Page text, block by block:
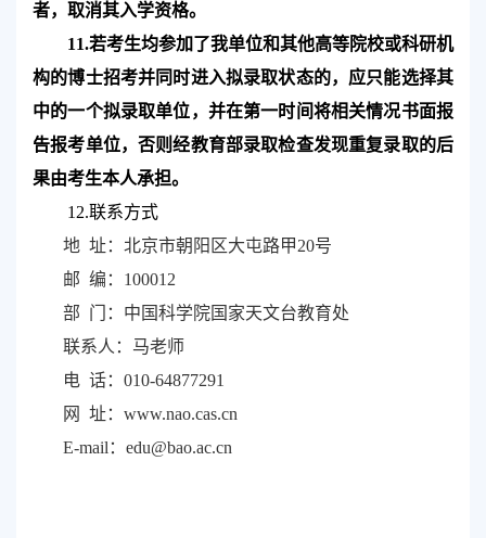
者，取消其入学资格。
11.若考生均参加了我单位和其他高等院校或科研机
构的博士招考并同时进入拟录取状态的，应只能选择其
中的一个拟录取单位，并在第一时间将相关情况书面报
告报考单位，否则经教育部录取检查发现重复录取的后
果由考生本人承担。
12.联系方式
地 址：北京市朝阳区大屯路甲20号
邮 编： 100012
部 门：中国科学院国家天文台教育处
联系人：马老师
电 话： 010-64877291
网 址： www.nao.cas.cn
E-mail ： edu@bao.ac.cn